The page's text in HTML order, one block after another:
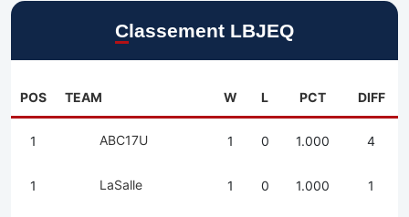
Classement LBJEQ
POS TEAM W L PCT DIFF
1 ABC17U 1 0 1.000 4
1 LaSalle 1 0 1.000 1